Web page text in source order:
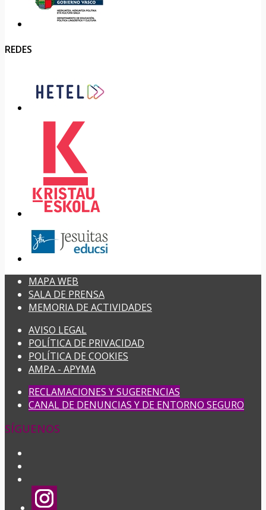
REDES
MAPA WEB
SALA DE PRENSA
MEMORIA DE ACTIVIDADES
AVISO LEGAL
POLÍTICA DE PRIVACIDAD
POLÍTICA DE COOKIES
AMPA - APYMA
RECLAMACIONES Y SUGERENCIAS
CANAL DE DENUNCIAS Y DE ENTORNO SEGURO
SÍGUENOS